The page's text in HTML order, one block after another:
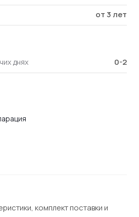
от 3 лет
днях 0-2
комплект поставки и